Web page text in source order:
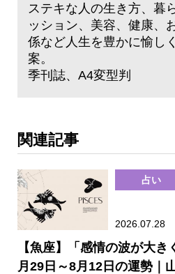
ステキな人の生き方、暮
ッション、美容、健康、
係など人生を豊かに愉し
案。
季刊誌、A4変型判
関連記事
占い
2026.07.28
【魚座】「感情の波が大
月29日～8月12日の運勢｜